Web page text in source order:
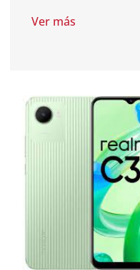
Ver más